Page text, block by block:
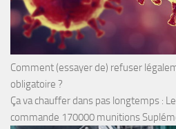
Comment (essayer de) refuser
obligatoire ?
Ça va chauffer dans pas longtemps :
commande 170000 munitions